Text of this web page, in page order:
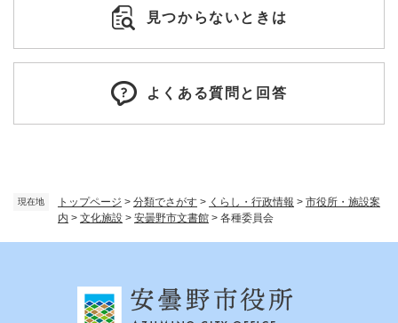
現在地 トップページ > 分類でさがす > くらし・行政情報 > 市役所・施設案
内 > 文化施設 > 安曇野市文書館 > 各種委員会
見つからないときは
よくある質問と回答